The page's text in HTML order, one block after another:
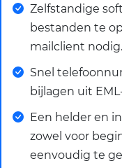
Zelfstandige
bestanden te
mailclient nodig.
Snel
bijlagen uit
Een helder en
zowel voor
eenvoudig te